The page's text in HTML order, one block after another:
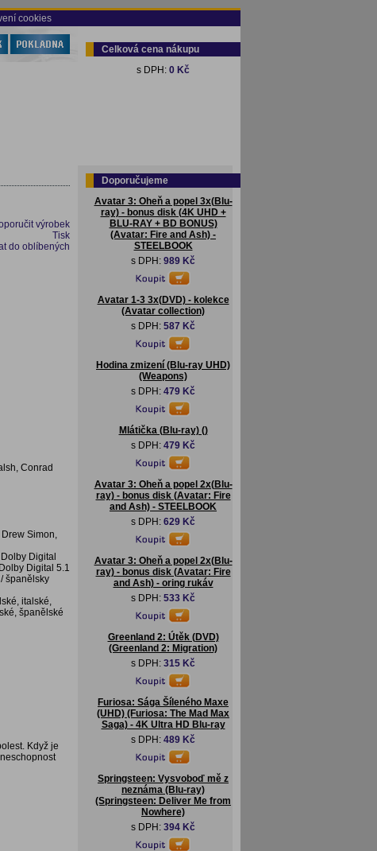
cookies
Celková cena nákupu
s DPH: 0 Kč
výrobek
Tisk
do oblíbených
Conrad
Simon,
Digital
Digital 5.1
španělsky
italské,
španělské
Když je
Doporučujeme
Avatar 3: Oheň a popel 3x(Blu-
ray) - bonus disk (4K UHD +
BLU-RAY + BD BONUS)
(Avatar: Fire and Ash) -
STEELBOOK
s DPH: 989 Kč
Avatar 1-3 3x(DVD) - kolekce
(Avatar collection)
s DPH: 587 Kč
Hodina zmizení (Blu-ray UHD)
(Weapons)
s DPH: 479 Kč
Mlátička (Blu-ray) ()
s DPH: 479 Kč
Avatar 3: Oheň a popel 2x(Blu-
ray) - bonus disk (Avatar: Fire
and Ash) - STEELBOOK
s DPH: 629 Kč
Avatar 3: Oheň a popel 2x(Blu-
ray) - bonus disk (Avatar: Fire
and Ash) - oring rukáv
s DPH: 533 Kč
Greenland 2: Útěk (DVD)
(Greenland 2: Migration)
s DPH: 315 Kč
Furiosa: Sága Šíleného Maxe
(UHD) (Furiosa: The Mad Max
Saga) - 4K Ultra HD Blu-ray
s DPH: 489 Kč
Springsteen: Vysvoboď mě z
neznáma (Blu-ray)
(Springsteen: Deliver Me from
Nowhere)
s DPH: 394 Kč